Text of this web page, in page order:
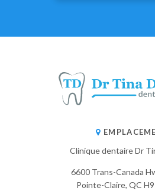
Clinique dentaire Dr
6600 Trans-Canada
Pointe-Claire QC